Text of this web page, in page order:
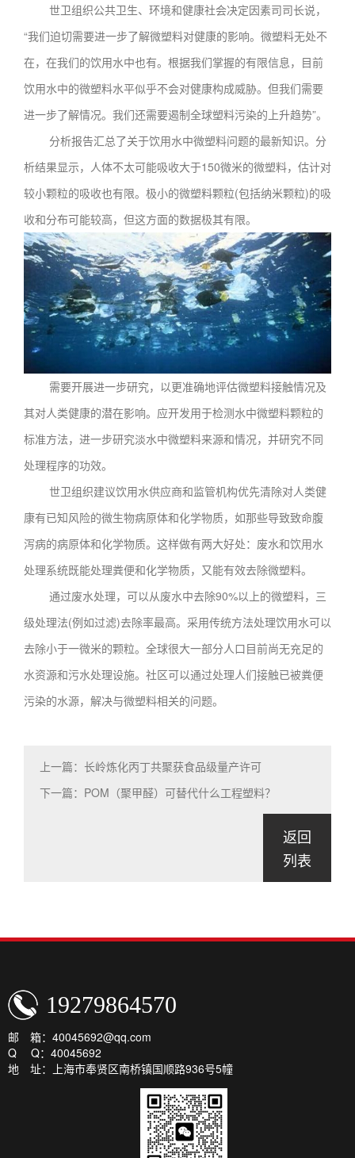
世卫组织公共卫生、环境和健康社会决定因素司司长说，
“我们迫切需要进一步了解微塑料对健康的影响。微塑料无处不
在，在我们的饮用水中也有。根据我们掌握的有限信息，目前
饮用水中的微塑料水平似乎不会对健康构成威胁。但我们需要
进一步了解情况。我们还需要遏制全球塑料污染的上升趋势”。
分析报告汇总了关于饮用水中微塑料问题的最新知识。分
析结果显示，人体不太可能吸收大于150微米的微塑料，估计对
较小颗粒的吸收也有限。极小的微塑料颗粒(包括纳米颗粒)的吸
收和分布可能较高，但这方面的数据极其有限。
需要开展进一步研究，以更准确地评估微塑料接触情况及
其对人类健康的潜在影响。应开发用于检测水中微塑料颗粒的
标准方法，进一步研究淡水中微塑料来源和情况，并研究不同
处理程序的功效。
世卫组织建议饮用水供应商和监管机构优先清除对人类健
康有已知风险的微生物病原体和化学物质，如那些导致致命腹
泻病的病原体和化学物质。这样做有两大好处：废水和饮用水
处理系统既能处理粪便和化学物质，又能有效去除微塑料。
通过废水处理，可以从废水中去除90%以上的微塑料，三
级处理法(例如过滤)去除率最高。采用传统方法处理饮用水可以
去除小于一微米的颗粒。全球很大一部分人口目前尚无充足的
水资源和污水处理设施。社区可以通过处理人们接触已被粪便
污染的水源，解决与微塑料相关的问题。
上一篇：长岭炼化丙丁共聚获食品级量产许可
下一篇：POM（聚甲醛）可替代什么工程塑料？
返回
列表
19279864570
邮 箱：40045692@qq.com
Q Q：40045692
地 址：上海市奉贤区南桥镇国顺路936号5幢